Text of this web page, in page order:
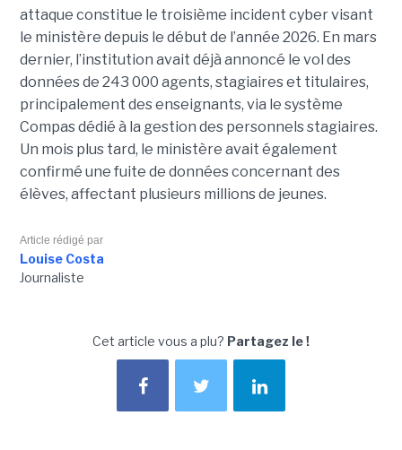
attaque constitue le troisième incident cyber visant
le ministère depuis le début de l’année 2026. En mars
dernier, l’institution avait déjà annoncé le vol des
données de 243 000 agents, stagiaires et titulaires,
principalement des enseignants, via le système
Compas dédié à la gestion des personnels stagiaires.
Un mois plus tard, le ministère avait également
confirmé une fuite de données concernant des
élèves, affectant plusieurs millions de jeunes.
Article rédigé par
Louise Costa
Journaliste
Cet article vous a plu? Partagez le !